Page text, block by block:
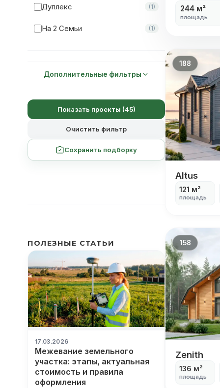
Дуплекс (1)
На 2 Семьи (1)
Дополнительные фильтры
Показать проекты (45)
Очистить фильтр
Сохранить подборку
ПОЛЕЗНЫЕ СТАТЬИ
17.03.2026
Межевание земельного
участка: этапы, актуальная
стоимость и правила
оформления
244 м²
площадь
188
Altus
Altus
121 м²
площадь
158
Zenith
Zenith
136 м²
площадь